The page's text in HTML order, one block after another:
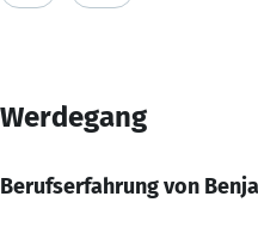
Werdegang
Berufserfahrung von